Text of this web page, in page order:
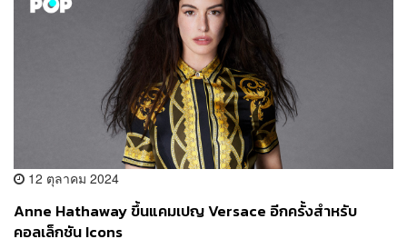
12 ตุลาคม 2024
Anne Hathaway ขึ้นแคมเปญ Versace อีกครั้งสำหรับ
คอลเล็กชัน Icons